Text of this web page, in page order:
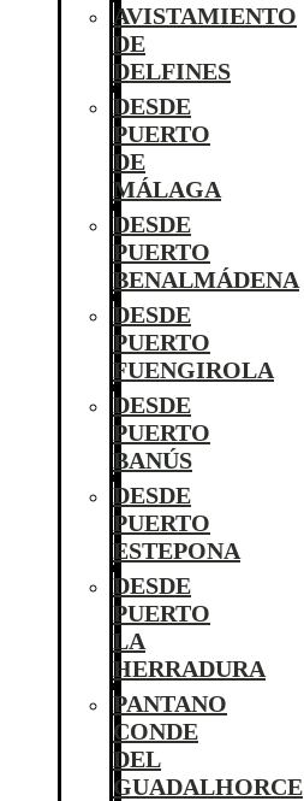
AVISTAMIENTO
DE
DELFINES
DESDE
PUERTO
DE
MÁLAGA
DESDE
PUERTO
BENALMÁDENA
DESDE
PUERTO
FUENGIROLA
DESDE
PUERTO
BANÚS
DESDE
PUERTO
ESTEPONA
DESDE
PUERTO
LA
HERRADURA
PANTANO
CONDE
DEL
GUADALHORCE